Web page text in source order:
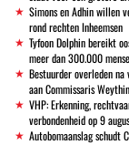
Simons en Adhin willen
rond rechten Inheemsen
Tyfoon Dolphin bereikt
meer dan 300.000
Bestuurder overleden na
aan Commissaris
VHP: Erkenning,
verbondenheid op 9
Autobomaanslag schudt